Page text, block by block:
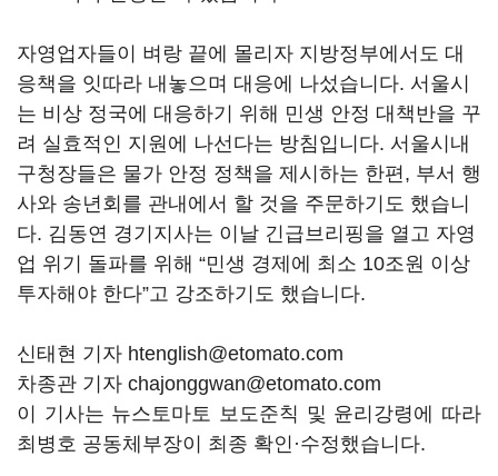
자영업자들이 벼랑 끝에 몰리자 지방정부에서도 대
응책을 잇따라 내놓으며 대응에 나섰습니다. 서울시
는 비상 정국에 대응하기 위해 민생 안정 대책반을 꾸
려 실효적인 지원에 나선다는 방침입니다. 서울시내
구청장들은 물가 안정 정책을 제시하는 한편, 부서 행
사와 송년회를 관내에서 할 것을 주문하기도 했습니
다. 김동연 경기지사는 이날 긴급브리핑을 열고 자영
업 위기 돌파를 위해 “민생 경제에 최소 10조원 이상
투자해야 한다”고 강조하기도 했습니다.
신태현 기자 htenglish@etomato.com
차종관 기자 chajonggwan@etomato.com
이 기사는 뉴스토마토 보도준칙 및 윤리강령에 따라
최병호 공동체부장이 최종 확인·수정했습니다.